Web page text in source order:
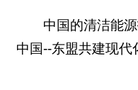
中国的清洁能
中国--东盟共建现代